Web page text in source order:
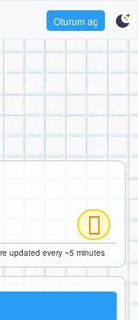
Oturum aç
updated every ~5 minutes